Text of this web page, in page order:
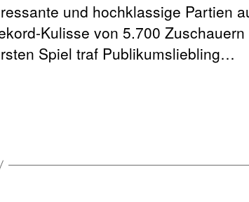
und hochklassige Partien
Kulisse von 5.700
Spiel traf Publikumsliebling…